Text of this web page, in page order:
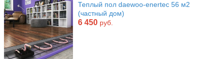
Теплый пол daewoo-enertec 56 м2
(частный дом)
6 450 руб.